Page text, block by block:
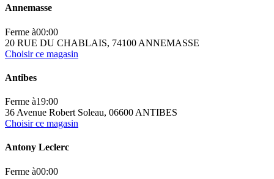
Annemasse
Ferme à00:00
20 RUE DU CHABLAIS, 74100 ANNEMASSE
Choisir ce magasin
Antibes
Ferme à19:00
36 Avenue Robert Soleau, 06600 ANTIBES
Choisir ce magasin
Antony Leclerc
Ferme à00:00